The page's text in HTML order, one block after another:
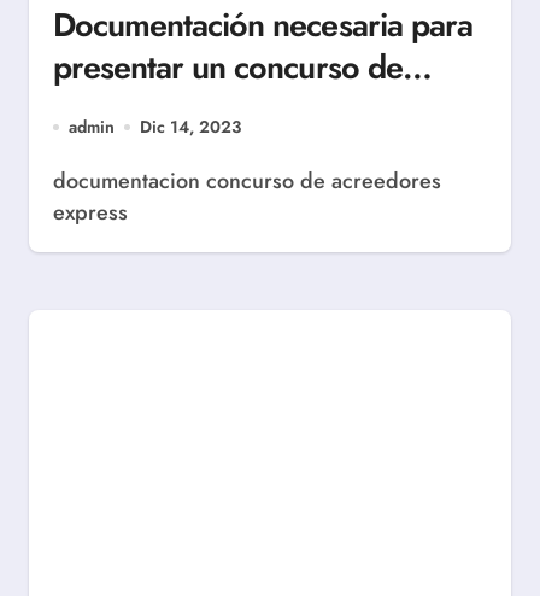
Documentación necesaria para
presentar un concurso de
acreedores express
admin Dic 14, 2023
documentacion concurso de acreedores
express